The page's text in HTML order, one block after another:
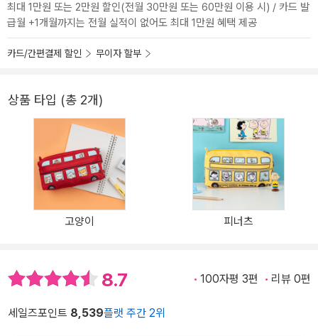
최대 1만원 또는 2만원 할인(전월 30만원 또는 60만원 이용 시) / 카드 발
급월 +1개월까지는 전월 실적이 없어도 최대 1만원 혜택 제공
카드/간편결제 할인 무이자 할부
상품 타입 (총 2개)
고양이 피너츠
8.7 100자평 3편 리뷰 0편
세일즈포인트 8,539플랫 주간 2위